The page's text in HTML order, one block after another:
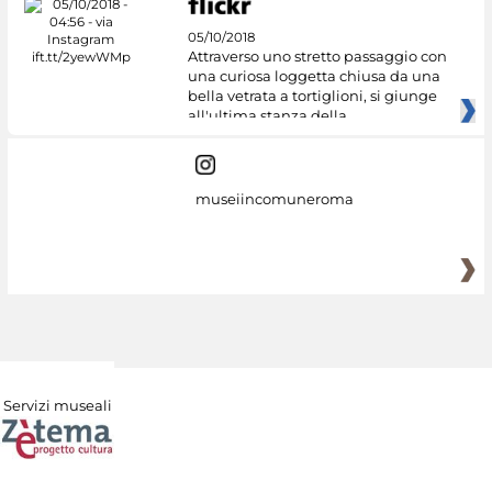
05/10/2018
Attraverso uno stretto passaggio con
una curiosa loggetta chiusa da una
bella vetrata a tortiglioni, si giunge
all'ultima stanza della
museiincomuneroma
Servizi museali